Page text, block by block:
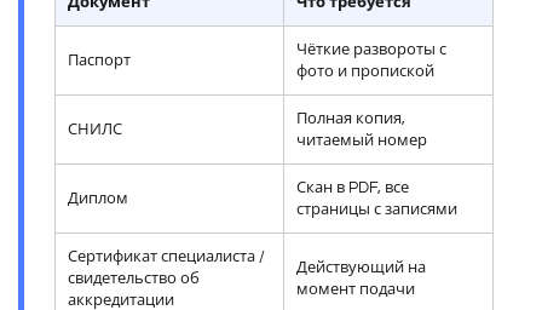
Паспорт
Чёткие развороты с
фото и пропиской
СНИЛС
Полная копия,
читаемый номер
Диплом
Скан в PDF, все
страницы с записями
Сертификат специалиста /
свидетельство об
аккредитации
Действующий на
момент подачи